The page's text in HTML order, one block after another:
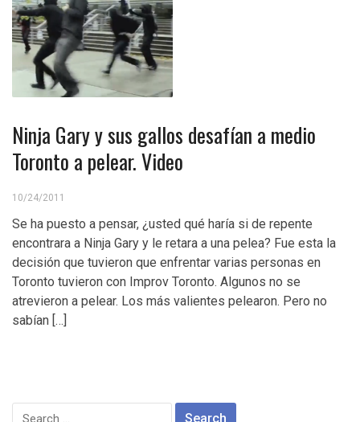
Ninja Gary y sus gallos desafían a medio
Toronto a pelear. Video
10/24/2011
Se ha puesto a pensar, ¿usted qué haría si de repente
encontrara a Ninja Gary y le retara a una pelea? Fue esta la
decisión que tuvieron que enfrentar varias personas en
Toronto tuvieron con Improv Toronto. Algunos no se
atrevieron a pelear. Los más valientes pelearon. Pero no
sabían […]
Search